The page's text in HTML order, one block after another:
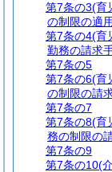
第7条の3(育
の制限の適
第7条の4(育
勤務の請求
第7条の5
第7条の6(育
の制限の請
第7条の7
第7条の8(育
務の制限の
第7条の9
第7条の10(